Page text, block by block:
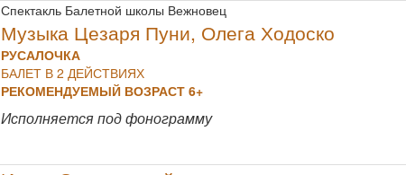
Спектакль Балетной школы Вежновец
Музыка Цезаря Пуни, Олега Ходоско
РУСАЛОЧКА
БАЛЕТ В 2 ДЕЙСТВИЯХ
РЕКОМЕНДУЕМЫЙ ВОЗРАСТ 6+
Исполняется под фонограмму